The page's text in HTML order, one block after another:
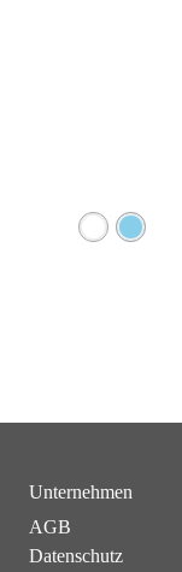
Unternehmen
AGB
Datenschutz